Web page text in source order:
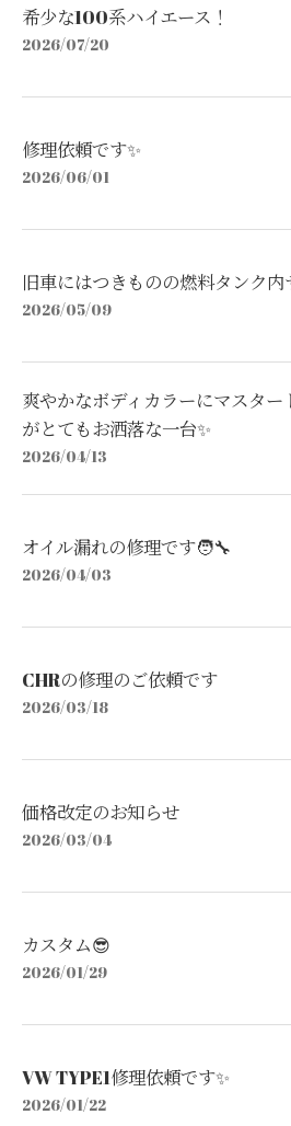
希少な100系ハイエース！
2026/07/20
修理依頼です✨
2026/06/01
旧車にはつきものの燃料タンク内
2026/05/09
爽やかなボディカラーにマスター
がとてもお洒落な一台✨
2026/04/13
オイル漏れの修理です🧑‍🔧
2026/04/03
CHRの修理のご依頼です
2026/03/18
価格改定のお知らせ
2026/03/04
カスタム😎
2026/01/29
VW TYPE1修理依頼です✨
2026/01/22